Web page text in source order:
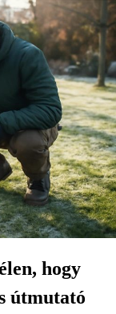
hogy
útmutató